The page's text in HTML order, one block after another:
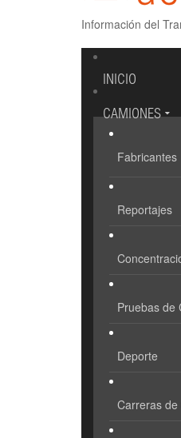
Información del
INICIO
CAMIONES
Fabricantes
Reportajes
Pruebas de
Deporte
Carreras